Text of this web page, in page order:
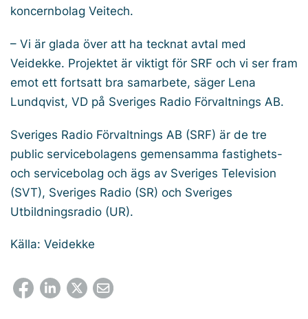
koncernbolag Veitech.
– Vi är glada över att ha tecknat avtal med
Veidekke. Projektet är viktigt för SRF och vi ser fram
emot ett fortsatt bra samarbete, säger Lena
Lundqvist, VD på Sveriges Radio Förvaltnings AB.
Sveriges Radio Förvaltnings AB (SRF) är de tre
public servicebolagens gemensamma fastighets-
och servicebolag och ägs av Sveriges Television
(SVT), Sveriges Radio (SR) och Sveriges
Utbildningsradio (UR).
Källa: Veidekke